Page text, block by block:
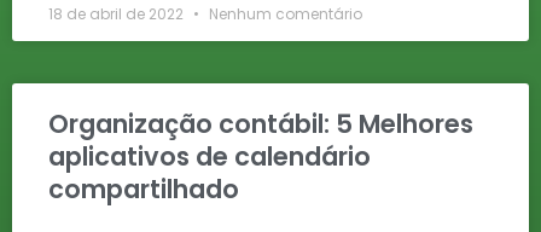
18 de abril de 2022 Nenhum comentário
Organização contábil: 5 Melhores
aplicativos de calendário
compartilhado